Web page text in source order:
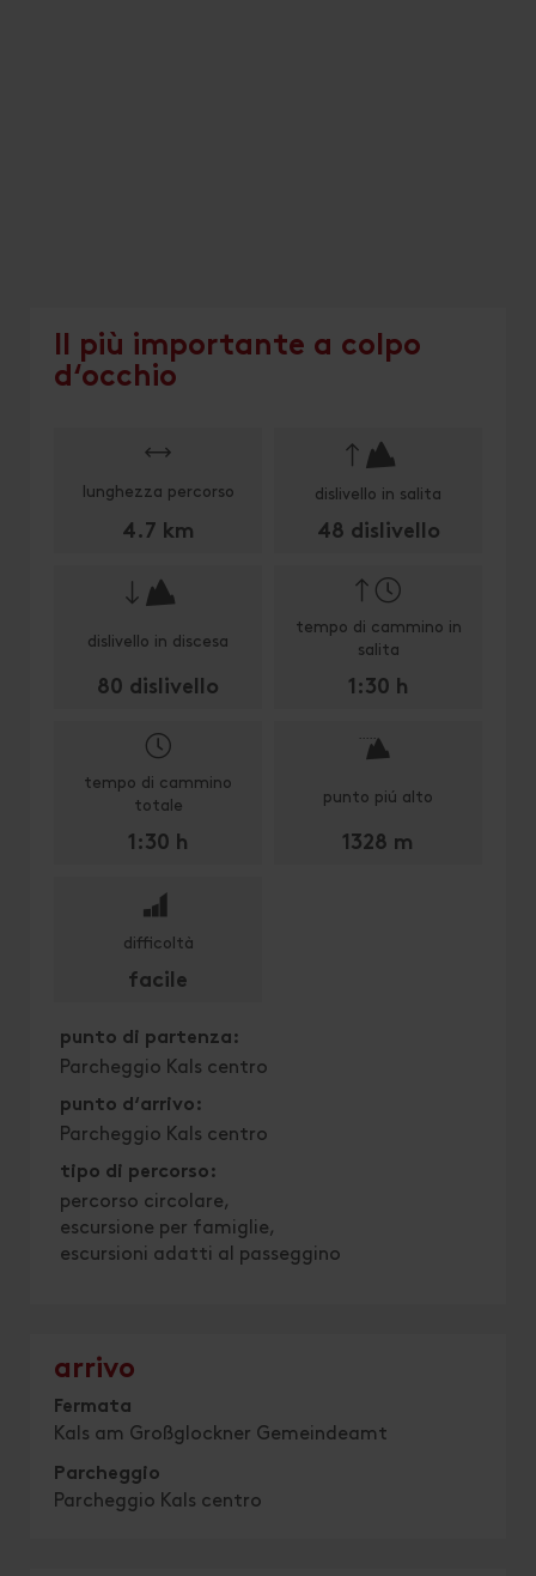
Il più importante a colpo
d‘occhio
lunghezza percorso
4.7 km
dislivello in salita
🔋
48 dislivello
dislivello in discesa
🔋
80 dislivello
tempo di cammino in
salita
1:30 h
tempo di cammino
totale
1:30 h
punto piú alto
🞍
1328 m
difficoltà
🞽
facile
punto di partenza:
Parcheggio Kals centro
punto d‘arrivo:
Parcheggio Kals centro
tipo di percorso:
percorso circolare
escursione per famiglie
escursioni adatti al passeggino
arrivo
Fermata
Kals am Großglockner Gemeindeamt
Parcheggio
Parcheggio Kals centro